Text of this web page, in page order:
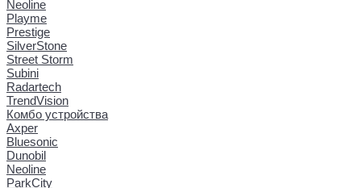
Neoline
Playme
Prestige
SilverStone
Street Storm
Subini
Radartech
TrendVision
Комбо устройства
Axper
Bluesonic
Dunobil
Neoline
ParkCity